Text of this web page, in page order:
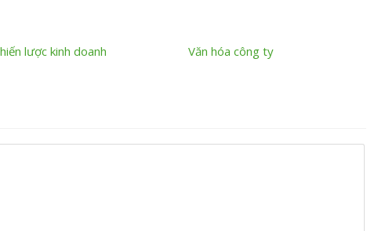
lược kinh doanh Văn hóa công ty